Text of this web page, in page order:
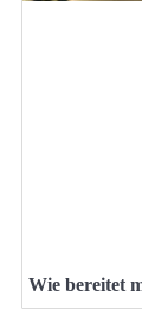
Wie bereitet